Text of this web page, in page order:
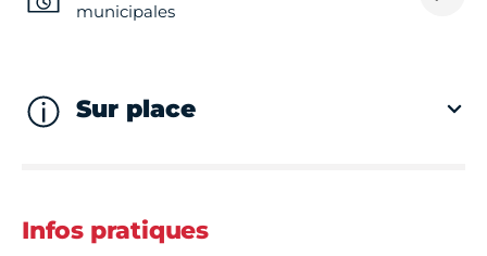
municipales
Sur place
Infos pratiques